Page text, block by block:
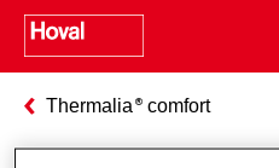
Thermalia comfort